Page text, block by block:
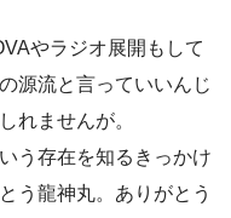
やラジオ展開もして
源流と言っていいんじ
れませんが。
う存在を知るきっかけ
う龍神丸。ありがとう